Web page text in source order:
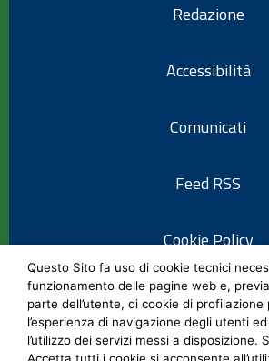
Redazione
Accessibilità
Comunicati
Feed RSS
Cookie Policy
Informativa
Note legali
Questo Sito fa uso di cookie tecnici
funzionamento delle pagine web e,
parte dell’utente, di cookie di profilazione
l’esperienza di navigazione degli utenti
l’utilizzo dei servizi messi a disposizione.
Accetta tutti i cookie si acconsente